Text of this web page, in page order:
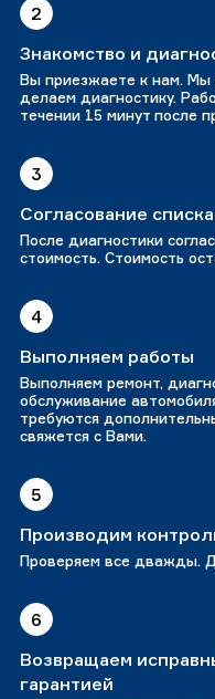
2
Знакомство и
Вы приезжаете к нам. Мы
делаем диагностику.
течении 15 минут после
3
Согласование
После диагностики
стоимость. Стоимость
4
Выполняем работы
Выполняем ремонт,
обслуживание
требуются
свяжется с Вами.
5
Производим
Проверяем все дважды.
6
Возвращаем
гарантией